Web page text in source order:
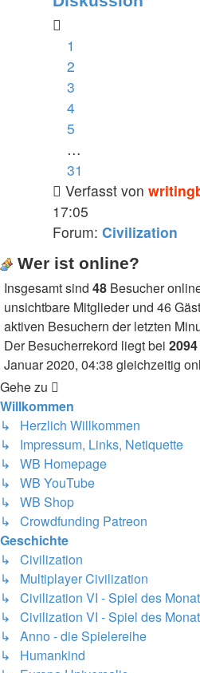
1
2
3
4
5
…
31
Verfasst von
17:05
Forum: Civilization
Wer ist online?
Insgesamt sind 48 Besucher
unsichtbare Mitglieder und 46
aktiven Besuchern der letzten
Der Besucherrekord liegt bei 2094
Januar 2020, 04:38 gleichzeitig
Gehe zu
Willkommen
↳ Herzlich Willkommen
↳ Impressum, Links, Netiquette
↳ WB Homepage
↳ WB YouTube
↳ WB Shop
↳ Crowdfunding Patreon
Geschichte
↳ Civilization
↳ Multiplayer Civilization
↳ Civilization VI - Spiel des
↳ Civilization VI - Spiel des
↳ Anno - die Spielereihe
↳ Humankind